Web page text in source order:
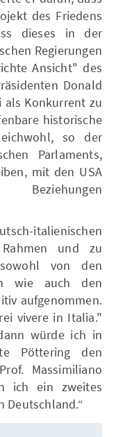
des Friedens
dieses in der
Regierungen
Ansicht" des
Donald
als Konkurrent zu
historische
so der
Parlaments,
mit den USA
italienischen
und zu
von den
wie auch den
aufgenommen.
vivere in Italia."
würde ich in
Pöttering den
Massimiliano
ich ein zweites
Deutschland.“